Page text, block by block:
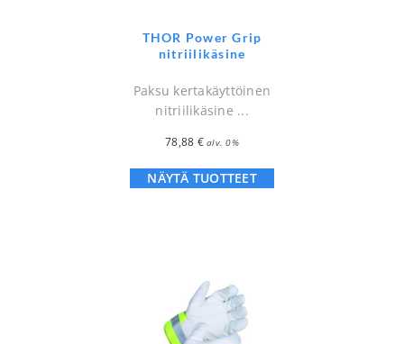
THOR Power Grip
nitriilikäsine
Paksu kertakäyttöinen
nitriilikäsine ...
78,88 € alv. 0%
NÄYTÄ TUOTTEET